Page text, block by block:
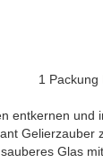
1 Packung
entkernen und
Gelierzauber
Glas